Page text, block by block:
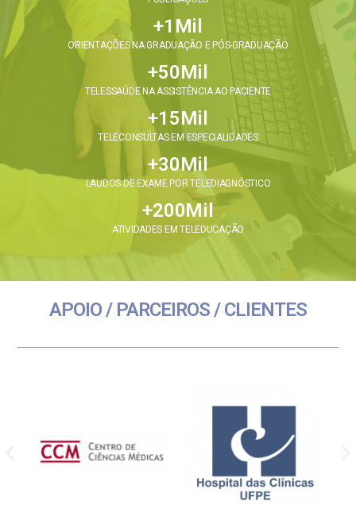
+1 Mil
ORIENTAÇÕES NA GRADUAÇÃO E PÓS-GRADUAÇÃO
+50Mil
TELESSAÚDE NA ASSISTÊNCIA AO PACIENTE
+15Mil
TELECONSULTAS EM ESPECIALIDADES
+30Mil
LAUDOS DE EXAME POR TELEDIAGNÓSTICO
+200Mil
ATIVIDADES EM TELEDUCAÇÃO
APOIO / PARCEIROS / CLIENTES